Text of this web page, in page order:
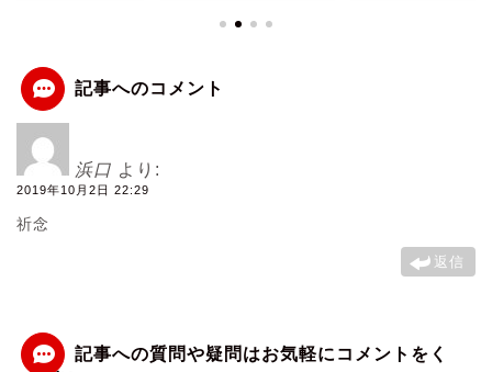
浜口 より:
2019年10月2日 22:29
祈念
返信